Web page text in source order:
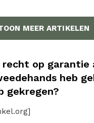
MEER ARTIKELEN
recht op garantie
heb
gekregen?